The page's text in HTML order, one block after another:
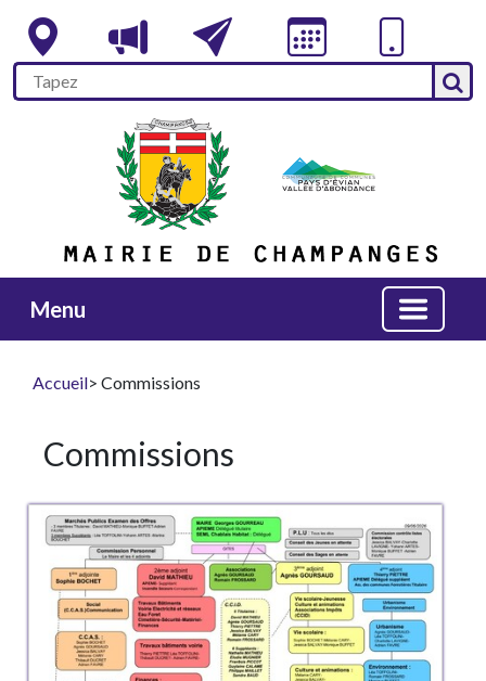
Menu
Accueil> Commissions
Commissions